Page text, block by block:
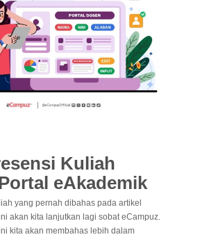
Kuliah
eAkademik
yang pernah dibahas pada artikel
akan kita lanjutkan lagi sobat eCampuz.
kita akan membahas lebih dalam